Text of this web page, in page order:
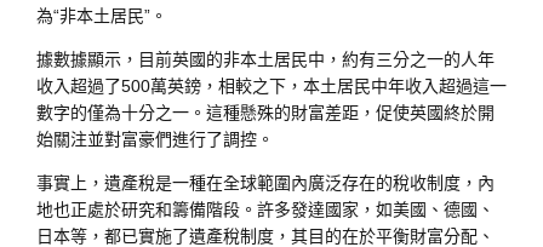
為“非本土居民”。
據數據顯示，目前英國的非本土居民中，約有三分之一的人年
收入超過了500萬英鎊，相較之下，本土居民中年收入超過這一
數字的僅為十分之一。這種懸殊的財富差距，促使英國終於開
始關注並對富豪們進行了調控。
事實上，遺產稅是一種在全球範圍內廣泛存在的稅收制度，內
地也正處於研究和籌備階段。許多發達國家，如美國、德國、
日本等，都已實施了遺產稅制度，其目的在於平衡財富分配、